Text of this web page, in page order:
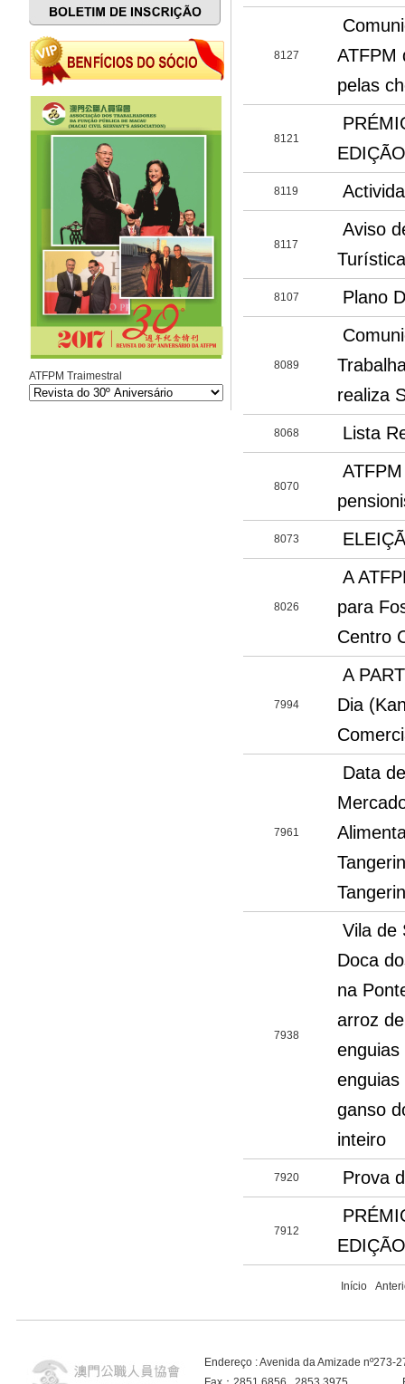
ATFPM Traimestral
8127
ATFPM
pelas
8121
8119
8117
Aviso
8107 Plano
8089
realiza
8068 Lista
8070
8073
8026
A
para
Centro
7994
A
Dia
7961
Data
7938
Vila de
Doca
na
arroz
enguias
ganso
inteiro
7920 Prova
7912
Início
Endereço : Avenida da Amizade